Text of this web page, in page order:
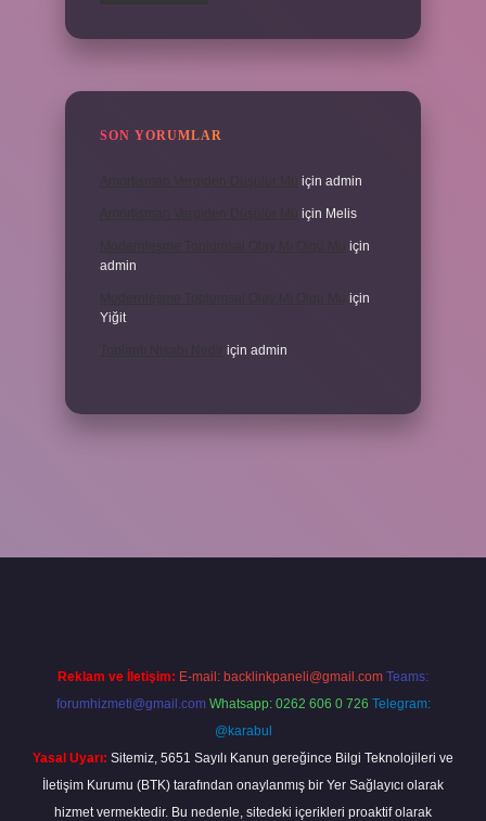
SON YORUMLAR
için admin
için Melis
için
admin
için
Yiğit
için admin
Reklam ve İletişim: E-mail: backlinkpaneli@gmail.com Teams:
forumhizmeti@gmail.com Whatsapp: 0262 606 0 726 Telegram:
@karabul
Yasal Uyarı: Sitemiz, 5651 Sayılı Kanun gereğince Bilgi Teknolojileri ve
İletişim Kurumu (BTK) tarafından onaylanmış bir Yer Sağlayıcı olarak
hizmet vermektedir. Bu nedenle, sitedeki içerikleri proaktif olarak